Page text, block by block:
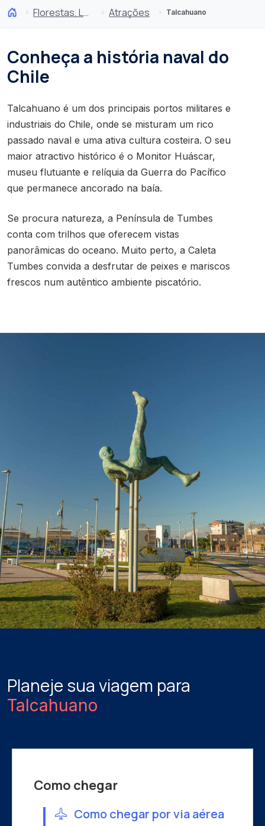
Florestas, Lagos e Vulcões Atrações Talcahuano
Conheça a história naval do
Chile
Talcahuano é um dos principais portos militares e
industriais do Chile, onde se misturam um rico
passado naval e uma ativa cultura costeira. O seu
maior atractivo histórico é o Monitor Huáscar,
museu flutuante e relíquia da Guerra do Pacífico
que permanece ancorado na baía.
Se procura natureza, a Península de Tumbes
conta com trilhos que oferecem vistas
panorâmicas do oceano. Muito perto, a Caleta
Tumbes convida a desfrutar de peixes e mariscos
frescos num autêntico ambiente piscatório.
Planeje sua viagem para
Talcahuano
Como chegar
Como chegar por via aérea